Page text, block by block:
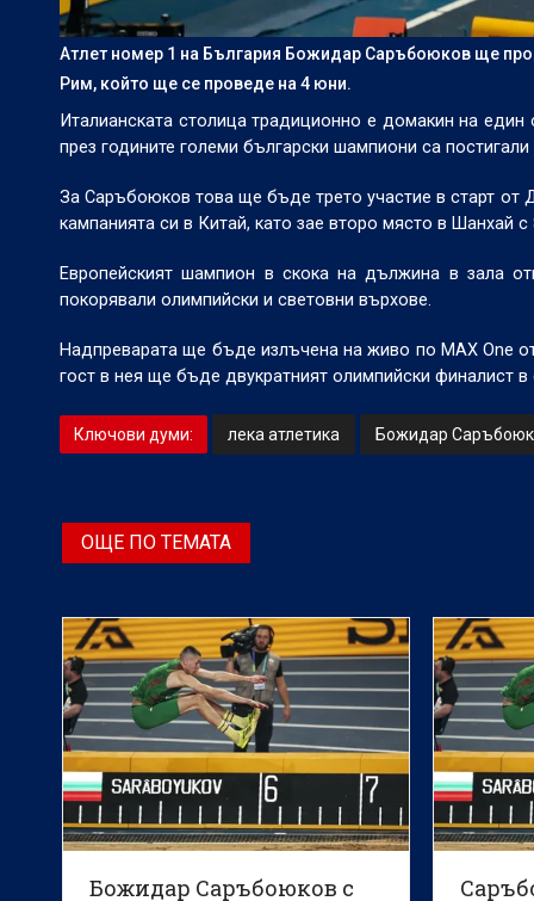
Атлет номер 1 на България Божидар Саръбоюков ще
Рим, който ще се проведе на 4 юни.
Италианската столица традиционно е домакин на един
през годините големи български шампиони са
За Саръбоюков това ще бъде трето участие в старт от
кампанията си в Китай, като зае второ място в Шанхай
Европейският шампион в скока на дължина в зала
покорявали олимпийски и световни върхове.
Надпреварата ще бъде излъчена на живо по MAX One
гост в нея ще бъде двукратният олимпийски финалист
Ключови думи: лека атлетика Божидар
ОЩЕ ПО ТЕМАТА
Божидар Саръбоюков с